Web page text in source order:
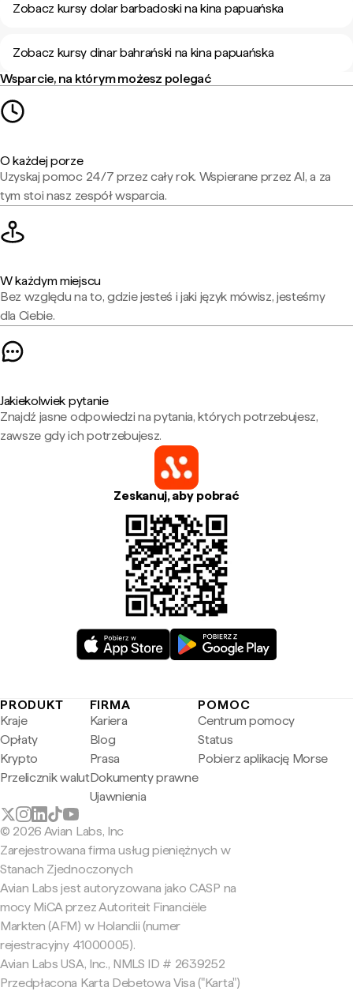
Zobacz kursy dolar barbadoski na kina papuańska
Zobacz kursy dinar bahrański na kina papuańska
Wsparcie, na którym możesz polegać
O każdej porze
Uzyskaj pomoc 24/7 przez cały rok. Wspierane przez AI, a za
tym stoi nasz zespół wsparcia.
W każdym miejscu
Bez względu na to, gdzie jesteś i jaki język mówisz, jesteśmy
dla Ciebie.
Jakiekolwiek pytanie
Znajdź jasne odpowiedzi na pytania, których potrzebujesz,
zawsze gdy ich potrzebujesz.
Zeskanuj, aby pobrać
PRODUKT
Kraje
Opłaty
Krypto
Przelicznik walut
FIRMA
Kariera
Blog
Prasa
Dokumenty prawne
Ujawnienia
POMOC
Centrum pomocy
Status
Pobierz aplikację Morse
© 2026 Avian Labs, Inc
Zarejestrowana firma usług pieniężnych w
Stanach Zjednoczonych
Avian Labs jest autoryzowana jako CASP na
mocy MiCA przez Autoriteit Financiële
Markten (AFM) w Holandii (numer
rejestracyjny 41000005).
Avian Labs USA, Inc., NMLS ID # 2639252
Przedpłacona Karta Debetowa Visa ("Karta")